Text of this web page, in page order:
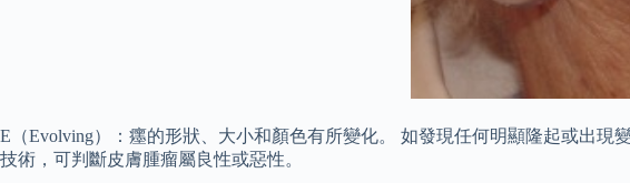
E（Evolving）：癦的形狀、大小和顏色有所變化。 如發現任何明顯隆起或出
技術，可判斷皮膚腫瘤屬良性或惡性。